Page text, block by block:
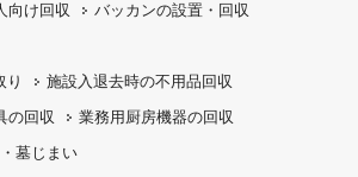
向け回収 バッカンの設置・回収
り 施設入退去時の不用品回収
の回収
業務用厨房機器の回収
墓じまい